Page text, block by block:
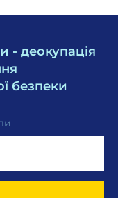
- деокупація
безпеки